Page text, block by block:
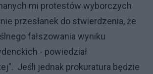
mi protestów wyborczych
przesłanek do stwierdzenia, że
fałszowania wyniku
- powiedział
Jeśli jednak prokuratura będzie